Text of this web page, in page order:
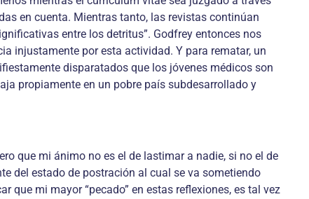
en cuenta. Mientras tanto, las revistas continúan
entre los detritus”. Godfrey entonces nos
injustamente por esta actividad. Y para rematar, un
disparatados que los jóvenes médicos son
propiamente en un pobre país subdesarrollado y
que mi ánimo no es el de lastimar a nadie, si no el de
del estado de postración al cual se va sometiendo
mi mayor “pecado” en estas reflexiones, es tal vez